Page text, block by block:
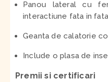
Panou lateral cu
interactiune fata in
Geanta de calatorie
Include o plasa de
Premii si certificari